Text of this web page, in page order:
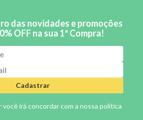
das novidades e promoções
OFF na sua 1ª Compra!
Cadastrar
irá concordar com a nossa política